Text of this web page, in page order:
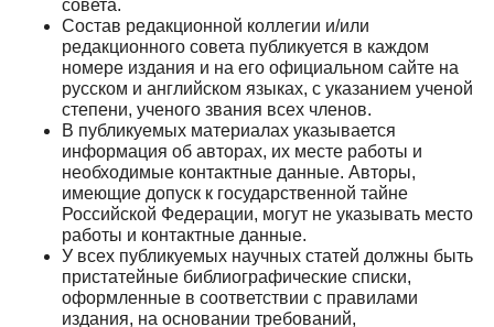
совета.
Состав редакционной коллегии и/или
редакционного совета публикуется в каждом
номере издания и на его официальном сайте на
русском и английском языках, с указанием ученой
степени, ученого звания всех членов.
В публикуемых материалах указывается
информация об авторах, их месте работы и
необходимые контактные данные. Авторы,
имеющие допуск к государственной тайне
Российской Федерации, могут не указывать место
работы и контактные данные.
У всех публикуемых научных статей должны быть
пристатейные библиографические списки,
оформленные в соответствии с правилами
издания, на основании требований,